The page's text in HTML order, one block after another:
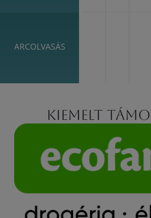
ARCOLVASÁS
Kiemelt